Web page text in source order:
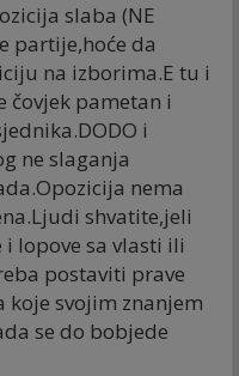
slaba (NE
partije,hoće da
na izborima.E tu i
čovjek pametan i
i
ne slaganja
nema
shvatite,jeli
lopove sa vlasti ili
postaviti prave
koje svojim znanjem
se do bobjede